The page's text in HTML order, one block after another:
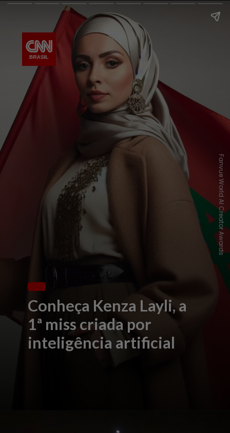
Conheça Kenza Layli, a
1ª miss criada por
inteligência artificial
Fanvue World AI Creator Awards